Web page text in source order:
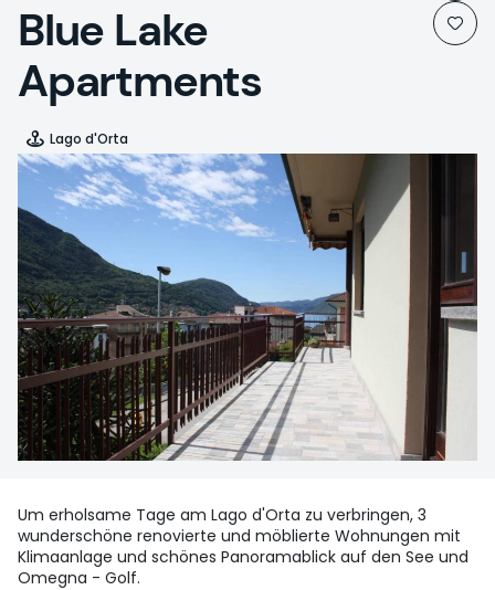
Blue Lake
Apartments
Lago d'Orta
Um erholsame Tage am Lago d'Orta zu verbringen, 3
wunderschöne renovierte und möblierte Wohnungen mit
Klimaanlage und schönes Panoramablick auf den See und
Omegna - Golf.